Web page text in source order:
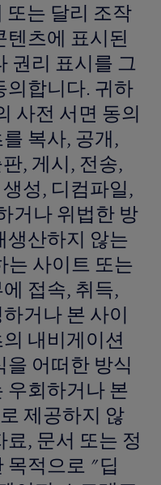
또는 달리 조작
텐츠에 표시된
권리 표시를 그
의합니다. 귀하
사전 서면 동의
복사, 공개,
, 게시, 전송,
성, 디컴파일,
거나 위법한 방
생산하지 않는
는 사이트 또는
접속, 취득,
거나 본 사이
내비게이션
을 어떠한 방식
우회하거나 본
제공하지 않
, 문서 또는 정
목적으로 "딥